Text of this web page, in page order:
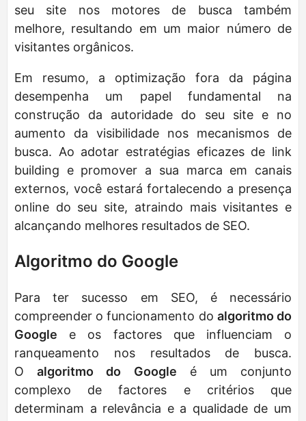
seu site nos motores de busca também
melhore, resultando em um maior número de
visitantes orgânicos.
Em resumo, a optimização fora da página
desempenha um papel fundamental na
construção da autoridade do seu site e no
aumento da visibilidade nos mecanismos de
busca. Ao adotar estratégias eficazes de link
building e promover a sua marca em canais
externos, você estará fortalecendo a presença
online do seu site, atraindo mais visitantes e
alcançando melhores resultados de SEO.
Algoritmo do Google
Para ter sucesso em SEO, é necessário
compreender o funcionamento do algoritmo do
Google e os factores que influenciam o
ranqueamento nos resultados de busca.
Oalgoritmo do Google é um conjunto
complexo de factores e critérios que
determinam a relevância e a qualidade de um